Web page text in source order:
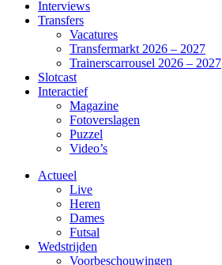
Interviews
Transfers
Vacatures
Transfermarkt 2026 – 2027
Trainerscarrousel 2026 – 2027
Slotcast
Interactief
Magazine
Fotoverslagen
Puzzel
Video’s
Actueel
Live
Heren
Dames
Futsal
Wedstrijden
Voorbeschouwingen